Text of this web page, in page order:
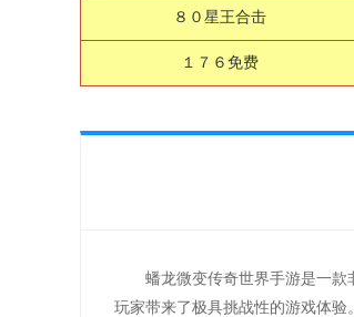
８０星王合击
１７６免费
蟠龙微变传奇世界手游是一
玩家带来了极具挑战性的游戏体验